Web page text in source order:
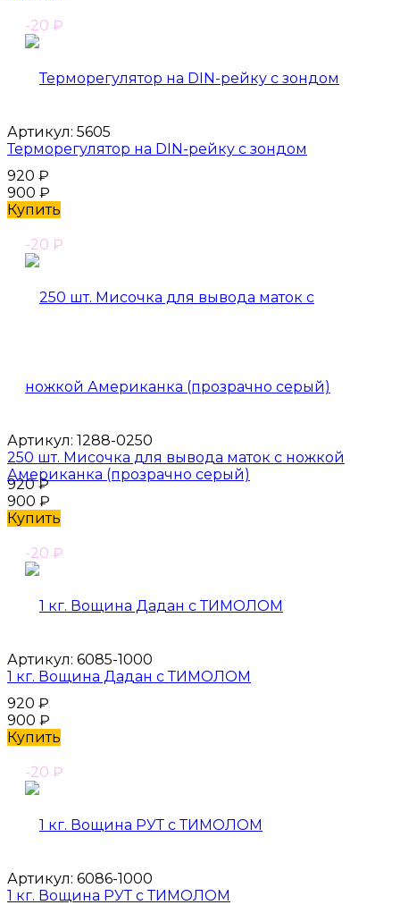
-20 ₽
Артикул: 5605
Терморегулятор на DIN-рейку с зондом
920 ₽
900 ₽
Купить
-20 ₽
Артикул: 1288-0250
250 шт. Мисочка для вывода маток с ножкой
Американка (прозрачно серый)
920₽
900 ₽
Купить
-20 ₽
Артикул: 6085-1000
1 кг. Вощина Дадан с ТИМОЛОМ
920 ₽
900 ₽
Купить
-20 ₽
Артикул: 6086-1000
1 кг. Вощина РУТ с ТИМОЛОМ